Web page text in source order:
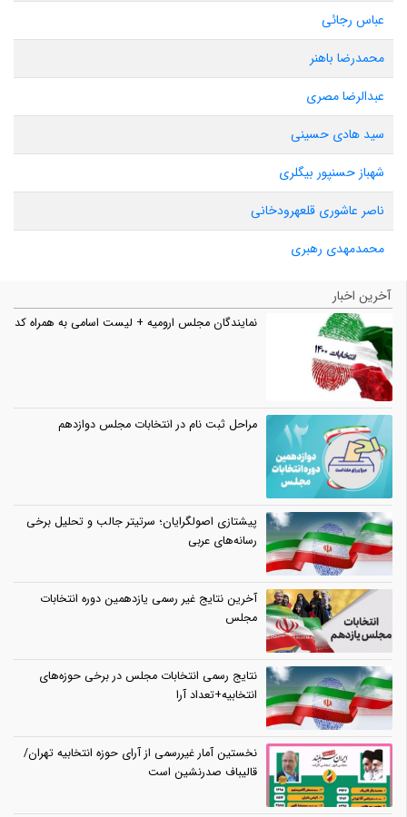
عباس رجائی
محمدرضا باهنر
عبدالرضا مصری
سید هادی حسینی
شهباز حسنپور بیگلری
ناصر عاشوری قلعهرودخانی
محمدمهدی رهبری
آخرین اخبار
نمایندگان مجلس ارومیه + لیست اسامی به همراه کد
مراحل ثبت نام در انتخابات مجلس دوازدهم
پیشتازی اصولگرایان؛ سرتیتر جالب و تحلیل برخی
رسانه‌های عربی
آخرین نتایج غیر رسمی یازدهمین دوره انتخابات
مجلس
نتایج رسمی انتخابات مجلس در برخی حوزه‌های
انتخابیه+تعداد آرا
نخستین آمار غیررسمی از آرای حوزه انتخابیه تهران/
قالیباف صدرنشین است